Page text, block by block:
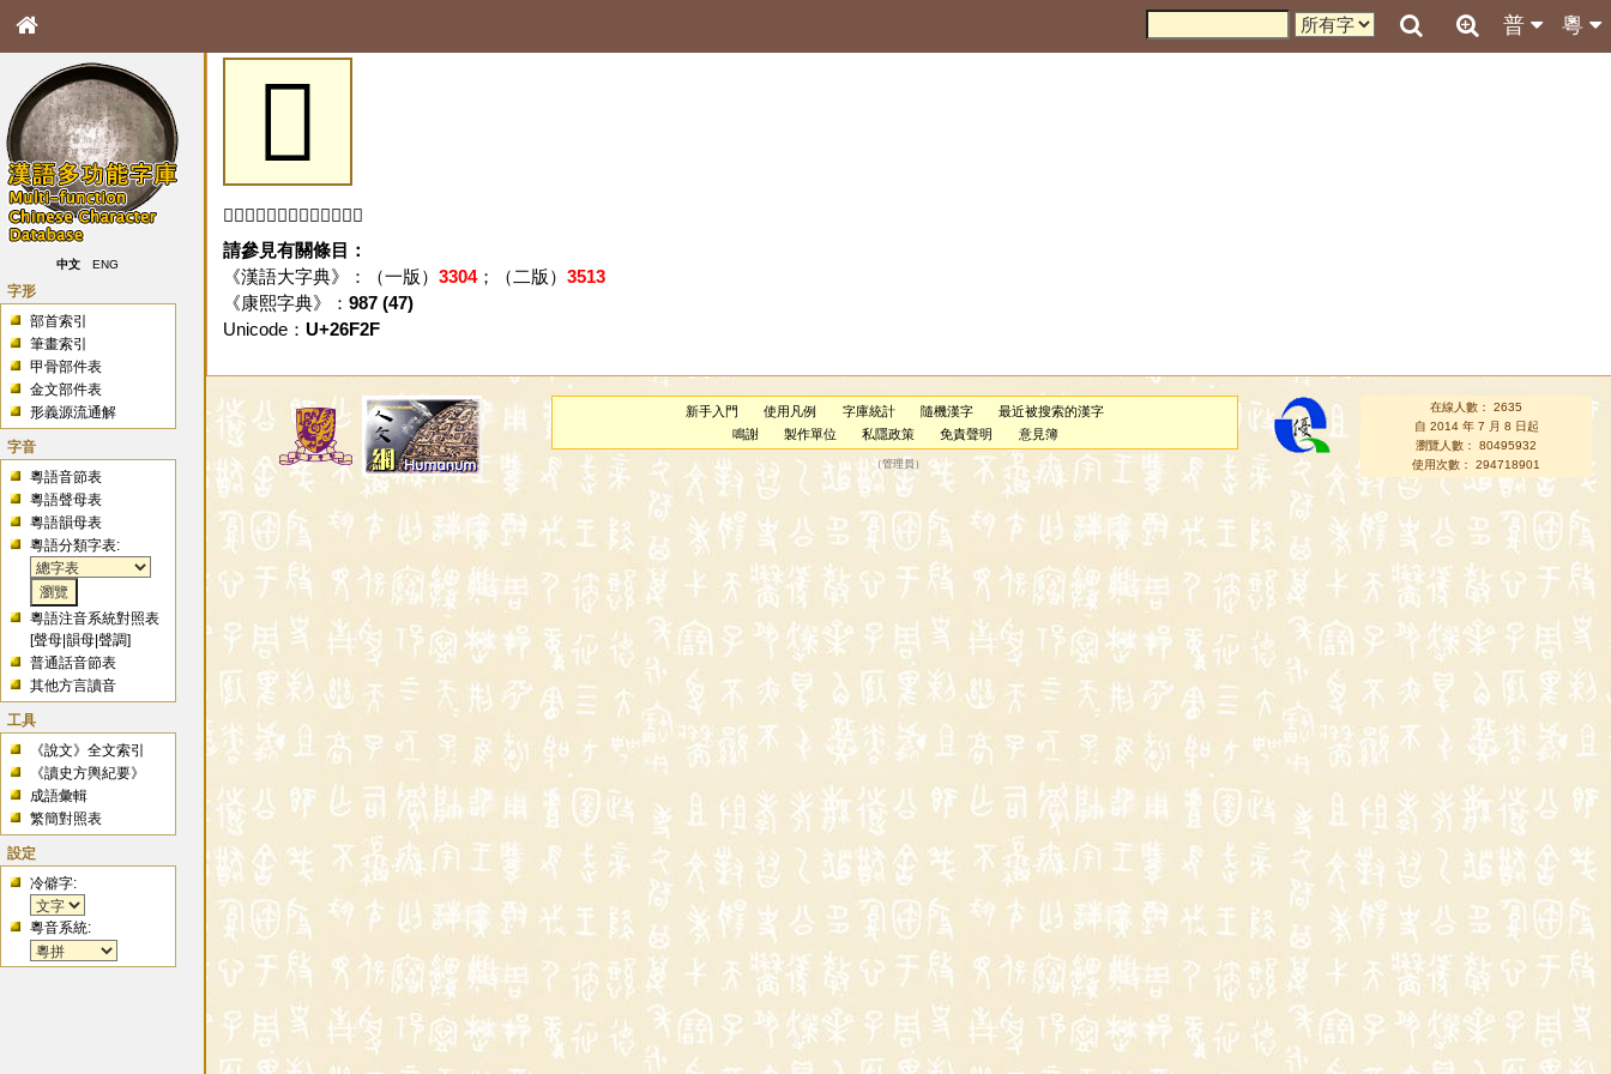
粵
普
中文 ENG
字形
部首索引
筆畫索引
甲骨部件表
金文部件表
形義源流通解
字音
粵語音節表
粵語聲母表
粵語韻母表
粵語分類字表:
粵語注音系統對照表
[聲母 |韻母 |聲調]
普通話音節表
其他方言讀音
工具
《說文》全文索引
《讀史方輿紀要》
成語彙輯
繁簡對照表
設定
冷僻字:
粵音系統:
𦼯
「𦼯」字未收錄於本資料庫。
請參見有關條目：
《漢語大字典》：（一版） 3304；（二版） 3513
《康熙字典》： 987 (47)
Unicode： U+26F2F
新手入門 使用凡例 字庫統計 隨機漢字
最近被搜索的漢字
鳴謝
製作單位 私隱政策 免責聲明 意見簿
（管理員 ）
在線人數： 2635
自 2014 年 7 月 8 日起
瀏覽人數： 80495932
使用次數： 294718901